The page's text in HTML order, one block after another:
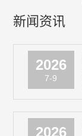
新闻资讯
2026
7-9
2026